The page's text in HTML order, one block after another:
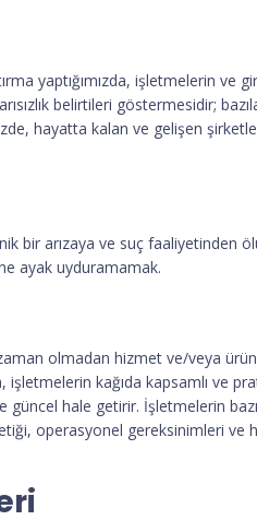
yaptığımızda, işletmelerin ve
belirtileri göstermesidir;
hayatta kalan ve gelişen
bir arızaya ve suç faaliyetinden
ayak uyduramamak.
olmadan hizmet ve/veya ürün
kağıda kapsamlı ve
hale getirir. İşletmelerin
operasyonel gereksinimleri